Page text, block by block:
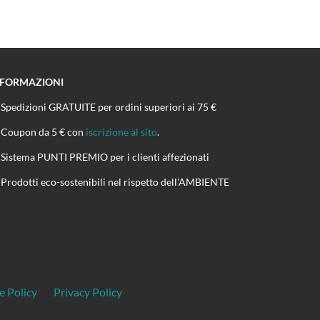
Spedizioni GRATUITE per ordini superiori ai 75 €
Coupon da 5 € con iscrizione al sito.
Sistema PUNTI PREMIO per i clienti affezionati
Prodotti eco-sostenibili nel rispetto dell'AMBIENTE
Policy Privacy Policy